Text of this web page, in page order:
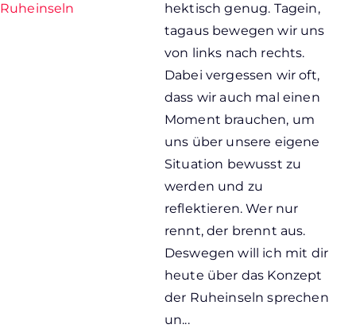
Ruheinseln
hektisch genug. Tagein,
tagaus bewegen wir uns
von links nach rechts.
Dabei vergessen wir oft,
dass wir auch mal einen
Moment brauchen, um
uns über unsere eigene
Situation bewusst zu
werden und zu
reflektieren. Wer nur
rennt, der brennt aus.
Deswegen will ich mit dir
heute über das Konzept
der Ruheinseln sprechen
un...